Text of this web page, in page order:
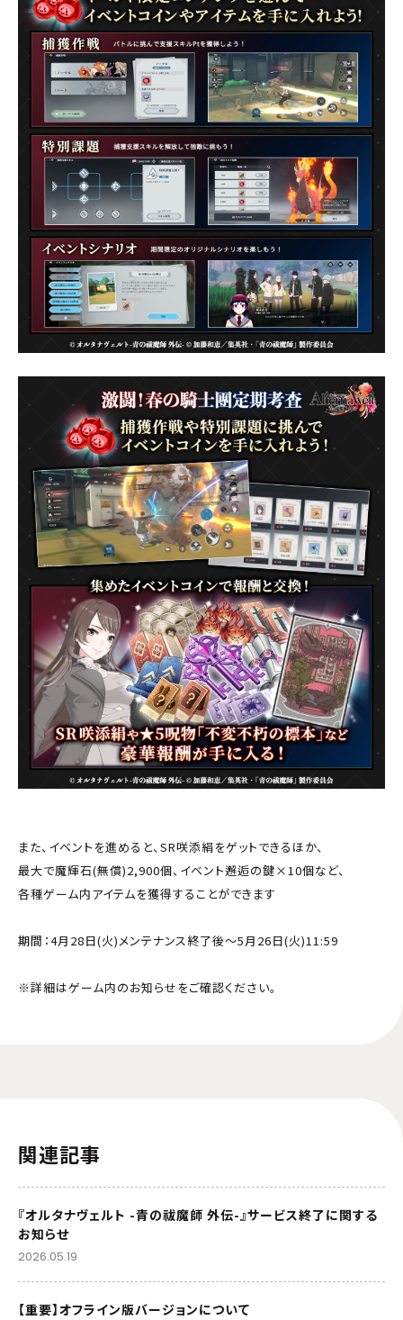
また、イベントを進めると、SR咲添絹をゲットできるほか、
最大で魔輝石(無償)2,900個、イベント邂逅の鍵×10個など、
各種ゲーム内アイテムを獲得することができます
期間：4月28日(火)メンテナンス終了後～5月26日(火)11:59
※詳細はゲーム内のお知らせをご確認ください。
関連記事
『オルタナヴェルト -青の祓魔師 外伝-』サービス終了に関する
お知らせ
2026.05.19
【重要】オフライン版バージョンについて